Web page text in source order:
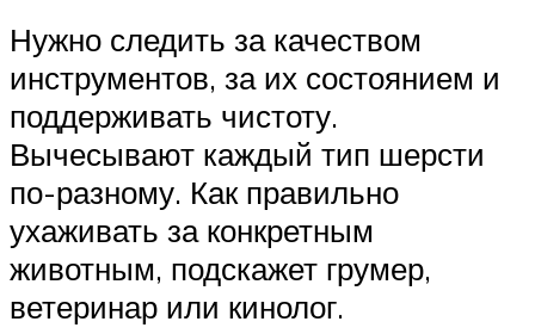
Нужно следить за качеством
инструментов, за их состоянием и
поддерживать чистоту.
Вычесывают каждый тип шерсти
по-разному. Как правильно
ухаживать за конкретным
животным, подскажет грумер,
ветеринар или кинолог.